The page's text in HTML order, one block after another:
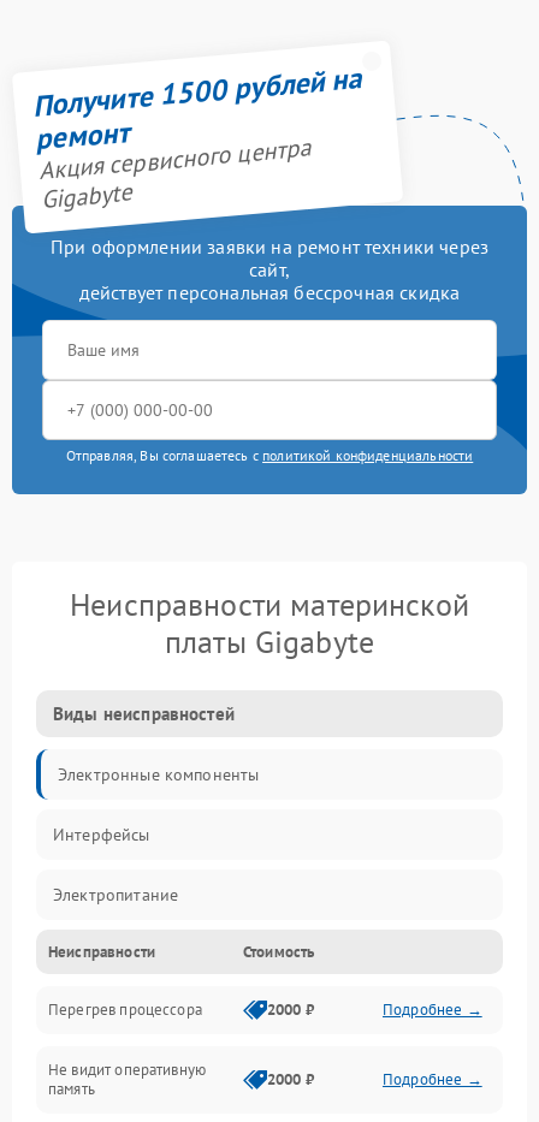
Получите 1500 рублей на
ремонт
Акция сервисного центра
Gigabyte
При оформлении заявки на ремонт техники через
сайт,
действует персональная бессрочная скидка
Отправляя, Вы соглашаетесь с политикой конфиденциальности
Неисправности материнской
платы Gigabyte
Виды неисправностей
Электронные компоненты
Интерфейсы
Электропитание
Корпус/Герметичность
Механика
ПО/Микропрограмма
Неисправности Стоимость
Перегрев процессора 2000 ₽ Подробнее →
Не видит оперативную
память
2000 ₽ Подробнее →